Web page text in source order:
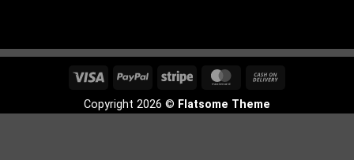
Visa PayPal Stripe MasterCard
Delivery
Copyright 2026 © Flatsome Theme